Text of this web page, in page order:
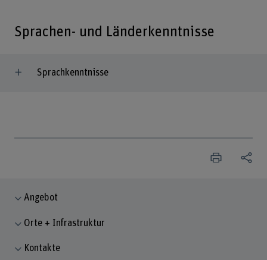
Sprachen- und Länderkenntnisse
Sprachkenntnisse
Angebot
Orte + Infrastruktur
Kontakte